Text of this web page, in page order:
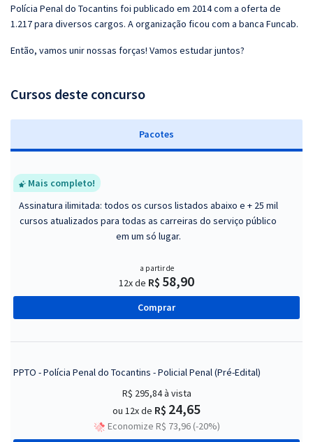
Polícia Penal do Tocantins foi publicado em 2014 com a oferta de
1.217 para diversos cargos. A organização ficou com a banca Funcab.
Então, vamos unir nossas forças! Vamos estudar juntos?
Cursos deste concurso
Pacotes
Mais completo!
Assinatura ilimitada: todos os cursos listados abaixo e + 25 mil
cursos atualizados para todas as carreiras do serviço público
em um só lugar.
a partir de
12x de R$ 58,90
Comprar
PPTO - Polícia Penal do Tocantins - Policial Penal (Pré-Edital)
R$ 295,84à vista
ou 12x de R$ 24,65
Economize R$ 73,96 (-20%)